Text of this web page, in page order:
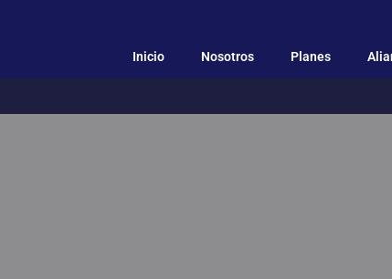
Inicio Nosotros Planes